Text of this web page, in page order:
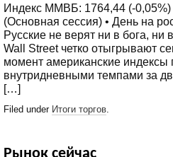
Индекс ММВБ: 1764,44 (-
(Основная сессия) • День на
Русские не верят ни в бога, ни
Wall Street четко отыгрывают
момент американские
внутридневными темпами за
[…]
Filed under Итоги торгов.
Рынок сейчас